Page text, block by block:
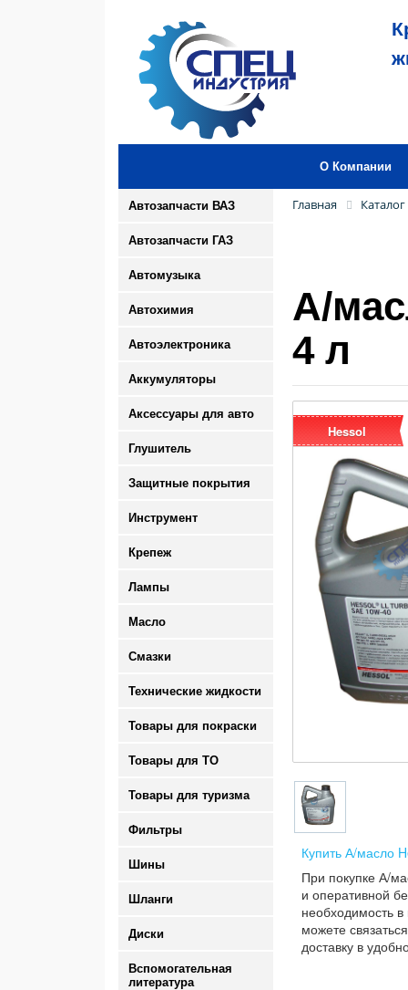
О Компании
Автозапчасти ВАЗ
Автозапчасти ГАЗ
Автомузыка
Автохимия
Автоэлектроника
Аккумуляторы
Аксессуары для авто
Глушитель
Защитные покрытия
Инструмент
Крепеж
Лампы
Масло
Смазки
Технические жидкости
Товары для покраски
Товары для ТО
Товары для туризма
Фильтры
Шины
Шланги
Диски
Вспомогательная
литература
Главная Каталог
А/
4 л
Hessol
Купить А/масло
При покупке А/
и оперативной
необходимость
можете
доставку в